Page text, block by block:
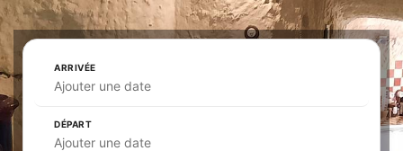
ARRIVÉE
Ajouter une date
DÉPART
Ajouter une date